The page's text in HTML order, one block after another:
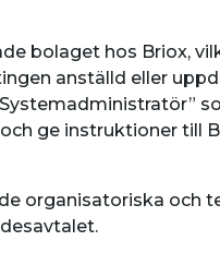
bolaget hos Briox,
anställd eller
ge instruktioner till
organisatoriska och